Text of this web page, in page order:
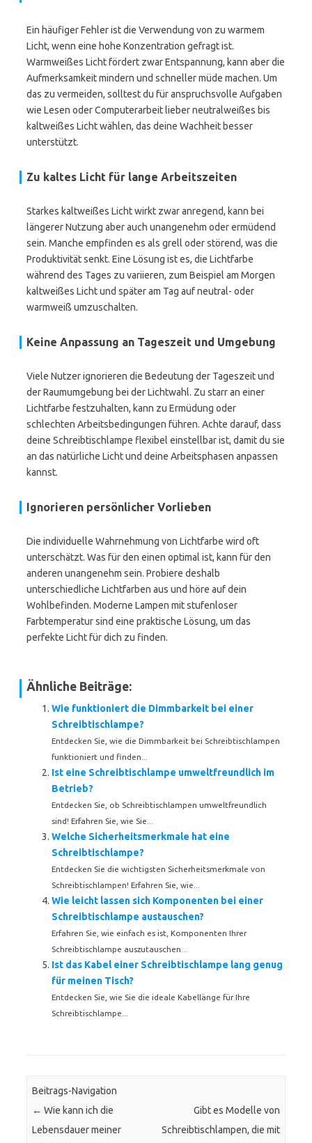
Ein häufiger Fehler ist die Verwendung von zu warmem
Licht, wenn eine hohe Konzentration gefragt ist.
Warmweißes Licht fördert zwar Entspannung, kann aber die
Aufmerksamkeit mindern und schneller müde machen. Um
das zu vermeiden, solltest du für anspruchsvolle Aufgaben
wie Lesen oder Computerarbeit lieber neutralweißes bis
kaltweißes Licht wählen, das deine Wachheit besser
unterstützt.
Zu kaltes Licht für lange Arbeitszeiten
Starkes kaltweißes Licht wirkt zwar anregend, kann bei
längerer Nutzung aber auch unangenehm oder ermüdend
sein. Manche empfinden es als grell oder störend, was die
Produktivität senkt. Eine Lösung ist es, die Lichtfarbe
während des Tages zu variieren, zum Beispiel am Morgen
kaltweißes Licht und später am Tag auf neutral- oder
warmweiß umzuschalten.
Keine Anpassung an Tageszeit und Umgebung
Viele Nutzer ignorieren die Bedeutung der Tageszeit und
der Raumumgebung bei der Lichtwahl. Zu starr an einer
Lichtfarbe festzuhalten, kann zu Ermüdung oder
schlechten Arbeitsbedingungen führen. Achte darauf, dass
deine Schreibtischlampe flexibel einstellbar ist, damit du sie
an das natürliche Licht und deine Arbeitsphasen anpassen
kannst.
Ignorieren persönlicher Vorlieben
Die individuelle Wahrnehmung von Lichtfarbe wird oft
unterschätzt. Was für den einen optimal ist, kann für den
anderen unangenehm sein. Probiere deshalb
unterschiedliche Lichtfarben aus und höre auf dein
Wohlbefinden. Moderne Lampen mit stufenloser
Farbtemperatur sind eine praktische Lösung, um das
perfekte Licht für dich zu finden.
Ähnliche Beiträge:
Wie funktioniert die Dimmbarkeit bei einer
Schreibtischlampe?
Entdecken Sie, wie die Dimmbarkeit bei Schreibtischlampen
funktioniert und finden...
Ist eine Schreibtischlampe umweltfreundlich im
Betrieb?
Entdecken Sie, ob Schreibtischlampen umweltfreundlich
sind! Erfahren Sie, wie Sie...
Welche Sicherheitsmerkmale hat eine
Schreibtischlampe?
Entdecken Sie die wichtigsten Sicherheitsmerkmale von
Schreibtischlampen! Erfahren Sie, wie...
Wie leicht lassen sich Komponenten bei einer
Schreibtischlampe austauschen?
Erfahren Sie, wie einfach es ist, Komponenten Ihrer
Schreibtischlampe auszutauschen...
Ist das Kabel einer Schreibtischlampe lang genug
für meinen Tisch?
Entdecken Sie, wie Sie die ideale Kabellänge für Ihre
Schreibtischlampe...
Beitrags-Navigation
← Wie kann ich die
Lebensdauer meiner
Gibt es Modelle von
Schreibtischlampen, die mit